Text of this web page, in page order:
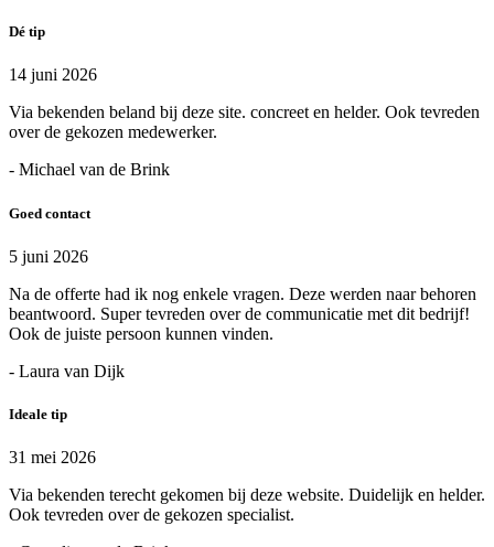
Dé tip
14 juni 2026
Via bekenden beland bij deze site. concreet en helder. Ook tevreden
over de gekozen medewerker.
- Michael van de Brink
Goed contact
5 juni 2026
Na de offerte had ik nog enkele vragen. Deze werden naar behoren
beantwoord. Super tevreden over de communicatie met dit bedrijf!
Ook de juiste persoon kunnen vinden.
- Laura van Dijk
Ideale tip
31 mei 2026
Via bekenden terecht gekomen bij deze website. Duidelijk en helder.
Ook tevreden over de gekozen specialist.